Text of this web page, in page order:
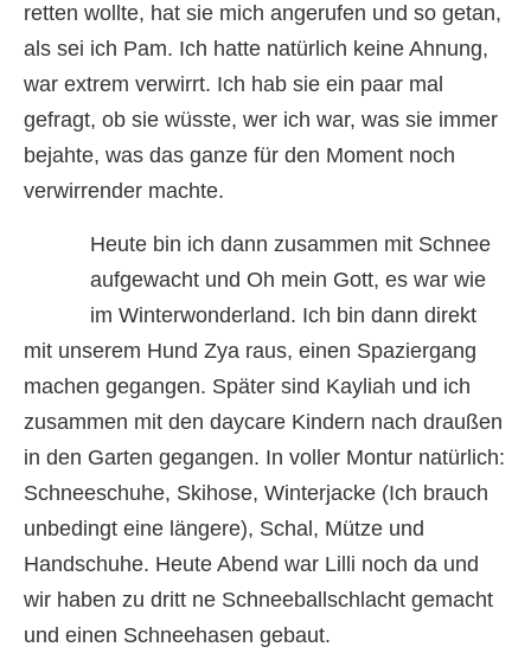
retten wollte, hat sie mich angerufen und so getan,
als sei ich Pam. Ich hatte natürlich keine Ahnung,
war extrem verwirrt. Ich hab sie ein paar mal
gefragt, ob sie wüsste, wer ich war, was sie immer
bejahte, was das ganze für den Moment noch
verwirrender machte.
Heute bin ich dann zusammen mit Schnee
aufgewacht und Oh mein Gott, es war wie
im Winterwonderland. Ich bin dann direkt
mit unserem Hund Zya raus, einen Spaziergang
machen gegangen. Später sind Kayliah und ich
zusammen mit den daycare Kindern nach draußen
in den Garten gegangen. In voller Montur natürlich:
Schneeschuhe, Skihose, Winterjacke (Ich brauch
unbedingt eine längere), Schal, Mütze und
Handschuhe. Heute Abend war Lilli noch da und
wir haben zu dritt ne Schneeballschlacht gemacht
und einen Schneehasen gebaut.